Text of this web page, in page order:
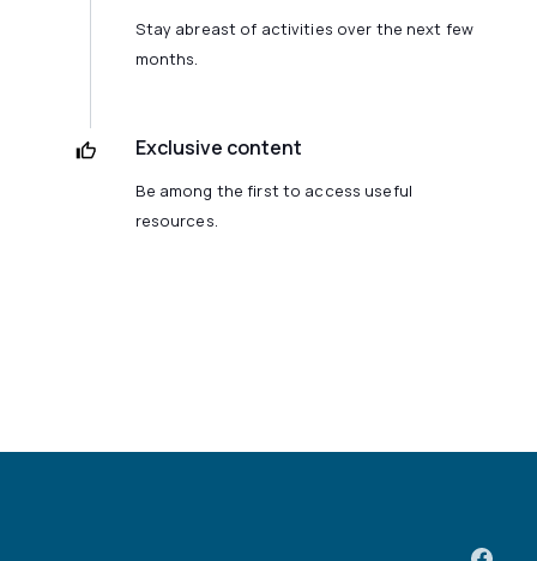
Stay abreast of activities over the next few
months.
Exclusive content
Be among the first to access useful
resources.